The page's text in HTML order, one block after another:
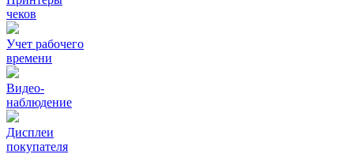
чеков
Учет рабочего
времени
Видео‑
наблюдение
Дисплеи
покупателя